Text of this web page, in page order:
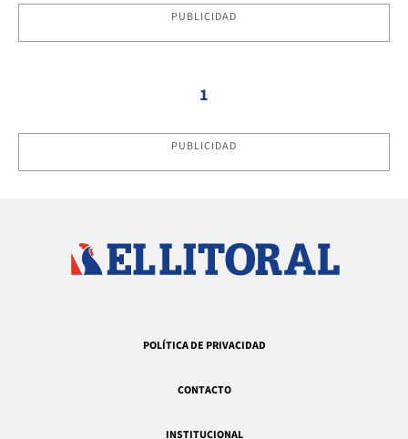
PUBLICIDAD
1
PUBLICIDAD
POLÍTICA DE PRIVACIDAD
CONTACTO
INSTITUCIONAL